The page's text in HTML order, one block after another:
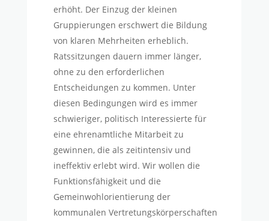
erhöht. Der Einzug der kleinen
Gruppierungen erschwert die Bildung
von klaren Mehrheiten erheblich.
Ratssitzungen dauern immer länger,
ohne zu den erforderlichen
Entscheidungen zu kommen. Unter
diesen Bedingungen wird es immer
schwieriger, politisch Interessierte für
eine ehrenamtliche Mitarbeit zu
gewinnen, die als zeitintensiv und
ineffektiv erlebt wird. Wir wollen die
Funktionsfähigkeit und die
Gemeinwohlorientierung der
kommunalen Vertretungskörperschaften